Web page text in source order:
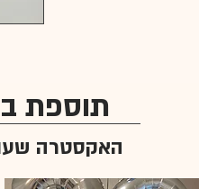
תוספת
האקסטרה